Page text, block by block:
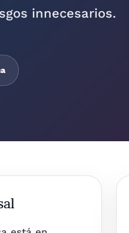
innecesarios.